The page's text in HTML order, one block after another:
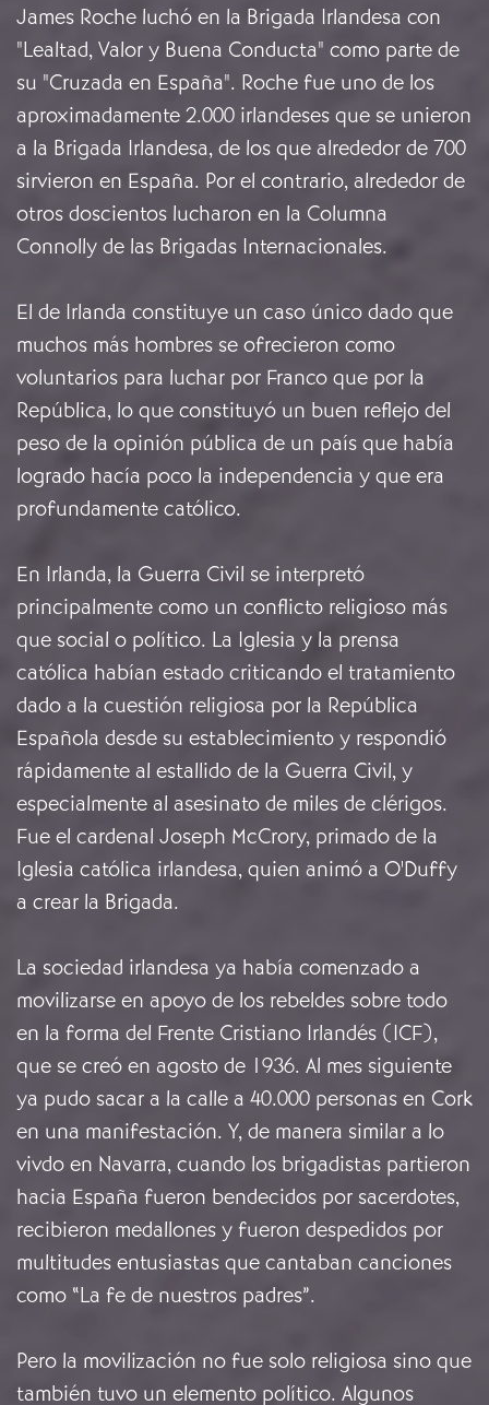
James Roche luchó en la Brigada Irlandesa con
"Lealtad, Valor y Buena Conducta" como parte de
su "Cruzada en España". Roche fue uno de los
aproximadamente 2.000 irlandeses que se unieron
a la Brigada Irlandesa, de los que alrededor de 700
sirvieron en España. Por el contrario, alrededor de
otros doscientos lucharon en la Columna
Connolly de las Brigadas Internacionales.
El de Irlanda constituye un caso único dado que
muchos más hombres se ofrecieron como
voluntarios para luchar por Franco que por la
República, lo que constituyó un buen reflejo del
peso de la opinión pública de un país que había
logrado hacía poco la independencia y que era
profundamente católico.
En Irlanda, la Guerra Civil se interpretó
principalmente como un conflicto religioso más
que social o político. La Iglesia y la prensa
católica habían estado criticando el tratamiento
dado a la cuestión religiosa por la República
Española desde su establecimiento y respondió
rápidamente al estallido de la Guerra Civil, y
especialmente al asesinato de miles de clérigos.
Fue el cardenal Joseph McCrory, primado de la
Iglesia católica irlandesa, quien animó a O'Duffy
a crear la Brigada.
La sociedad irlandesa ya había comenzado a
movilizarse en apoyo de los rebeldes sobre todo
en la forma del Frente Cristiano Irlandés (ICF),
que se creó en agosto de 1936. Al mes siguiente
ya pudo sacar a la calle a 40.000 personas en Cork
en una manifestación. Y, de manera similar a lo
vivdo en Navarra, cuando los brigadistas partieron
hacia España fueron bendecidos por sacerdotes,
recibieron medallones y fueron despedidos por
multitudes entusiastas que cantaban canciones
como “La fe de nuestros padres”.
Pero la movilización no fue solo religiosa sino que
también tuvo un elemento político. Algunos